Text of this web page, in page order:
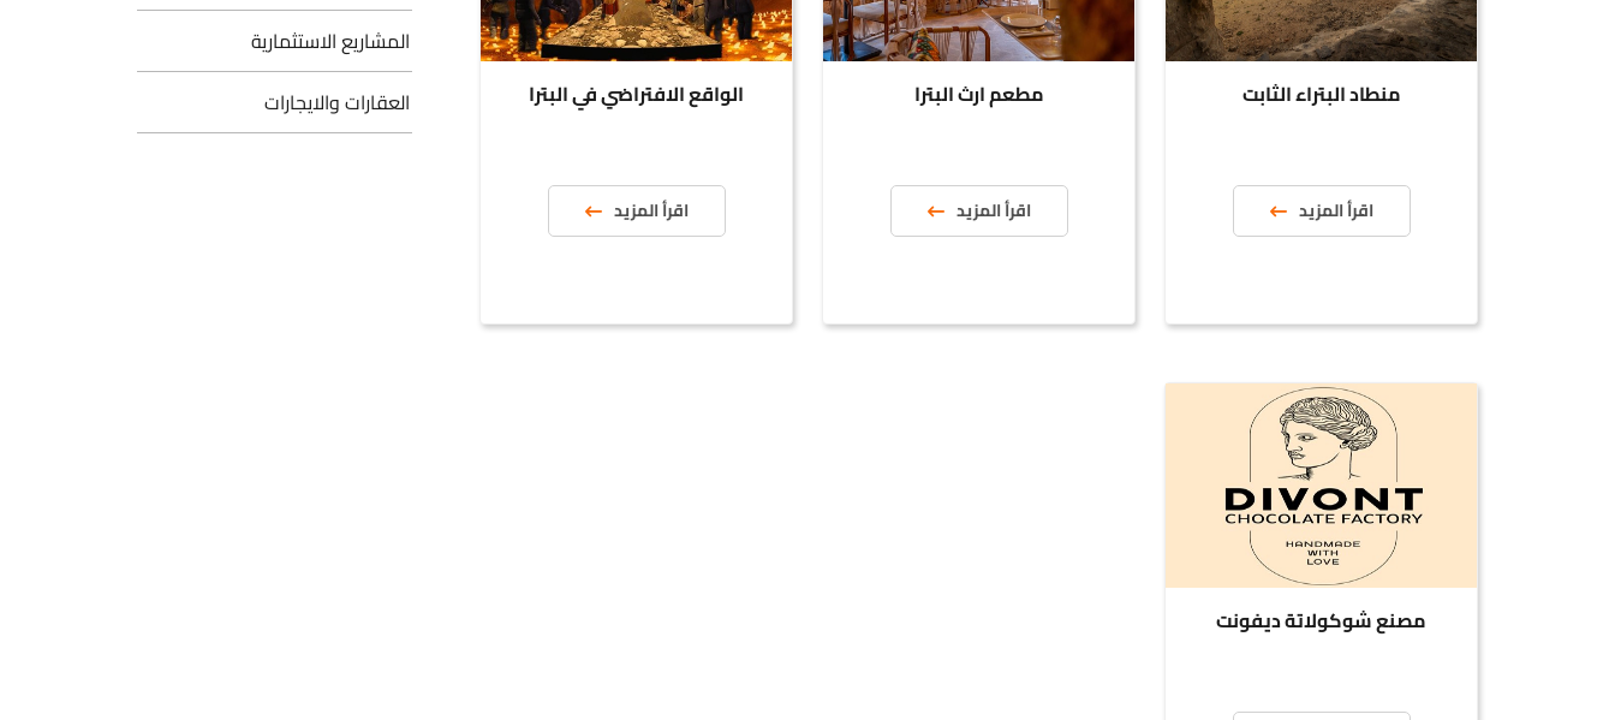
منطاد البتراء الثابت
اقرأ المزيد
مطعم ارث البترا
اقرأ المزيد
الواقع الافتراضي في البترا
اقرأ المزيد
مصنع شوكولاتة ديفونت
المشاريع الاستثمارية
العقارات والايجارات